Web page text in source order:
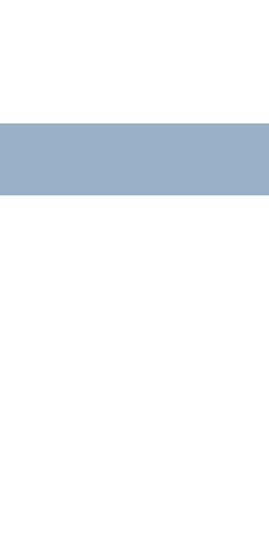
Pfeile nach oben und